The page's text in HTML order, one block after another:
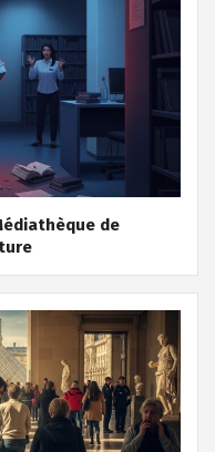
de